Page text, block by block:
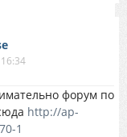
форум по
http://ap-
1